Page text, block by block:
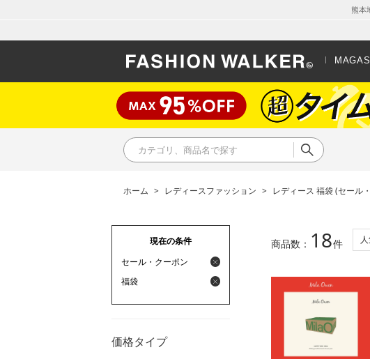
熊本
ホーム > レディースファッション > レディース 福袋 (セール
現在の条件
セール・クーポン
福袋
価格タイプ
商品数： 18件